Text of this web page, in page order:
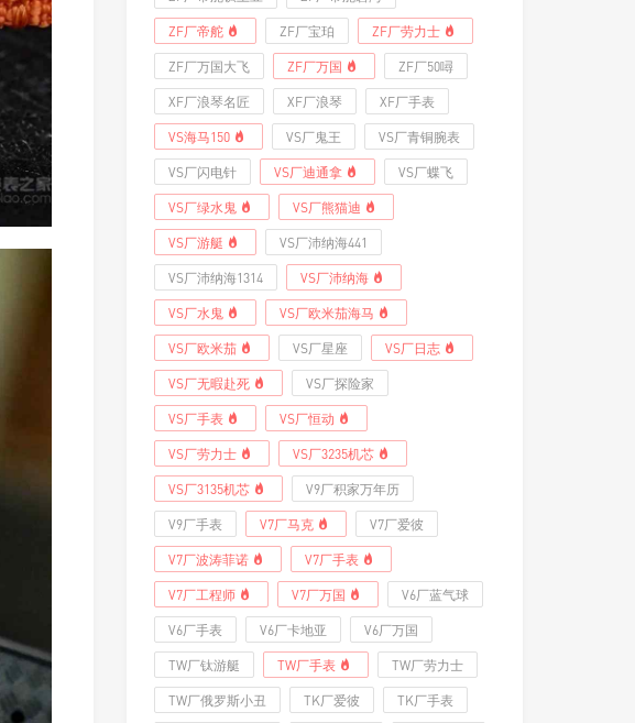
ZF厂帝舵 ZF厂宝珀 ZF厂劳力士
ZF厂万国大飞 ZF厂万国 ZF厂50噚
XF厂浪琴名匠 XF厂浪琴 XF厂手表
VS海马150 VS厂鬼王 VS厂青铜腕表
VS厂闪电针 VS厂迪通拿 VS厂蝶飞
VS厂绿水鬼 VS厂熊猫迪
VS厂游艇 VS厂沛纳海441
VS厂沛纳海1314 VS厂沛纳海
VS厂水鬼 VS厂欧米茄海马
VS厂欧米茄 VS厂星座 VS厂日志
VS厂无暇赴死 VS厂探险家
VS厂手表 VS厂恒动
VS厂劳力士 VS厂3235机芯
VS厂3135机芯 V9厂积家万年历
V9厂手表 V7厂马克 V7厂爱彼
V7厂波涛菲诺 V7厂手表
V7厂工程师 V7厂万国 V6厂蓝气球
V6厂手表 V6厂卡地亚 V6厂万国
TW厂钛游艇 TW厂手表 TW厂劳力士
TW厂俄罗斯小丑 TK厂爱彼 TK厂手表